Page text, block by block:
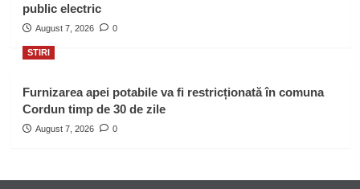
public electric
August 7, 2026 0
STIRI
Furnizarea apei potabile va fi restricționată în comuna
Cordun timp de 30 de zile
August 7, 2026 0